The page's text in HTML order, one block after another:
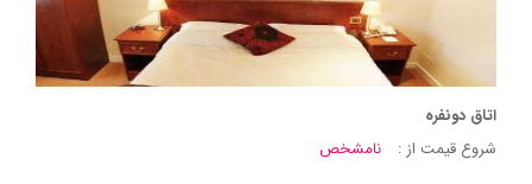
اتاق دونفره
شروع قیمت از :
نامشخص